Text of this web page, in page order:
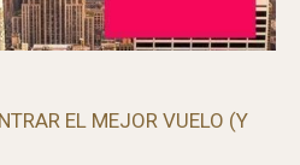
EL MEJOR VUELO (Y